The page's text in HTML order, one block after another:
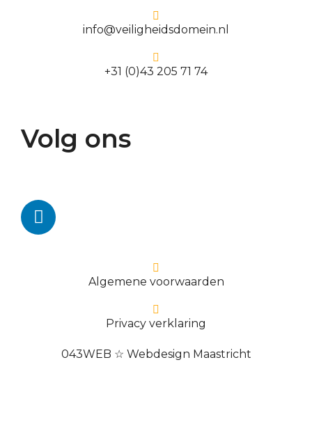
info@veiligheidsdomein.nl
+31 (0)43 205 71 74
Volg ons
Algemene voorwaarden
Privacy verklaring
043WEB ☆ Webdesign Maastricht